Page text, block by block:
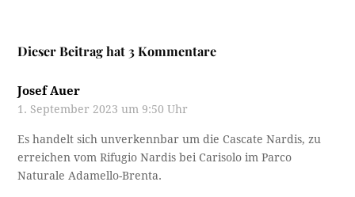
Dieser Beitrag hat 3 Kommentare
Josef Auer
1. September 2023 um 9:50 Uhr
Es handelt sich unverkennbar um die Cascate Nardis, zu
erreichen vom Rifugio Nardis bei Carisolo im Parco
Naturale Adamello-Brenta.